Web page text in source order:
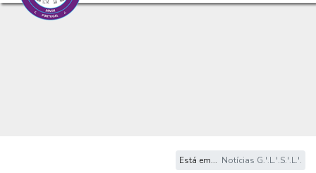
Está em... Notícias G.'.L.'.S.'.L.'.